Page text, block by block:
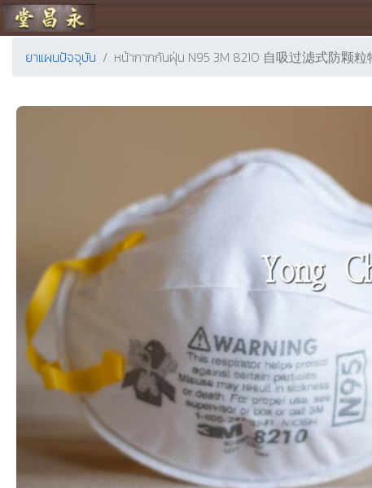
ร้านขายยา ย่งเชียงตึ๊ง
ยาแผนปัจจุบัน หน้ากากกันฝุ่น N95 3M 8210 自吸过滤式防颗